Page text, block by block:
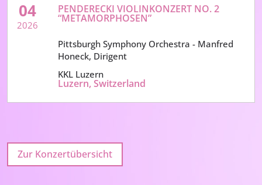
04
2026
PENDERECKI VIOLINKONZERT NO. 2
“METAMORPHOSEN”
KKL Luzern
Luzern, Switzerland
Pittsburgh Symphony Orchestra - Manfred
Honeck, Dirigent
Zur Konzertübersicht